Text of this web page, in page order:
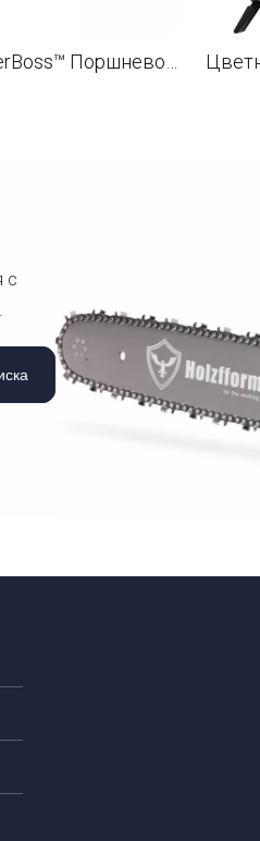
FarmerBoss™ Поршневое кольцо 56x1,2 мм
с